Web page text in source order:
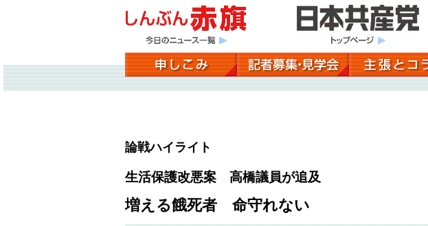
論戦ハイライト
生活保護改悪案 高橋議員が追及
増える餓死者 命守れない